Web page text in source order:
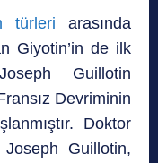
türleri arasında
Giyotin’in de ilk
Guillotin
Devriminin
Doktor
Guillotin,